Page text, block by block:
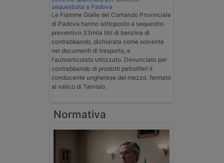
sequestrata a Padova
Le Fiamme Gialle del Comando Provinciale
di Padova hanno sottoposto a sequestro
preventivo 33mila litri di benzina di
contrabbando, dichiarata come solvente
nei documenti di trasporto, e
l'autoarticolato utilizzato. Denunciato per
contrabbando di prodotti petroliferi il
conducente ungherese del mezzo, fermato
al valico di Tarvisio.
Normativa